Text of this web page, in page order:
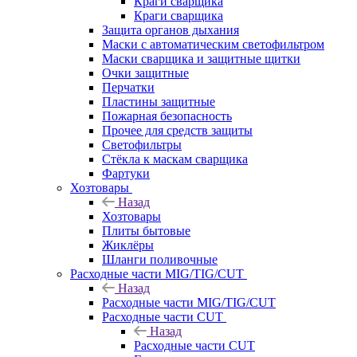
Краги сварщика
Защита органов дыхания
Маски с автоматическим светофильтром
Маски сварщика и защитные щитки
Очки защитные
Перчатки
Пластины защитные
Пожарная безопасность
Прочее для средств защиты
Светофильтры
Стёкла к маскам сварщика
Фартуки
Хозтовары
Назад
Хозтовары
Плиты бытовые
Жиклёры
Шланги поливочные
Расходные части MIG/TIG/CUT
Назад
Расходные части MIG/TIG/CUT
Расходные части CUT
Назад
Расходные части CUT